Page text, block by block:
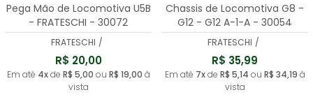
Pega Mão de Locomotiva U5B
- FRATESCHI - 30072
FRATESCHI /
R$ 20,00
Em até 4xde R$ 5,00 ou R$ 19,00 à
vista
Chassis de Locomotiva G8 -
G12 - G12 A-1-A - 30054
FRATESCHI /
R$ 35,99
Em até 7xde R$ 5,14 ou R$ 34,19 à
vista